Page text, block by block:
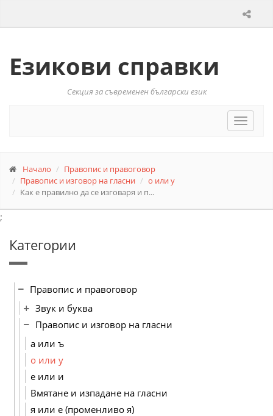
Езикови справки
Секция за съвременен български език
Toggle
Начало
Правопис и правоговор
Правопис и изговор на гласни
о или у
Как е правилно да се изговаря и п...
;
Категории
Правопис и правоговор
Звук и буква
Правопис и изговор на гласни
а или ъ
о или у
е или и
Вмятане и изпадане на гласни
я или е (променливо я)